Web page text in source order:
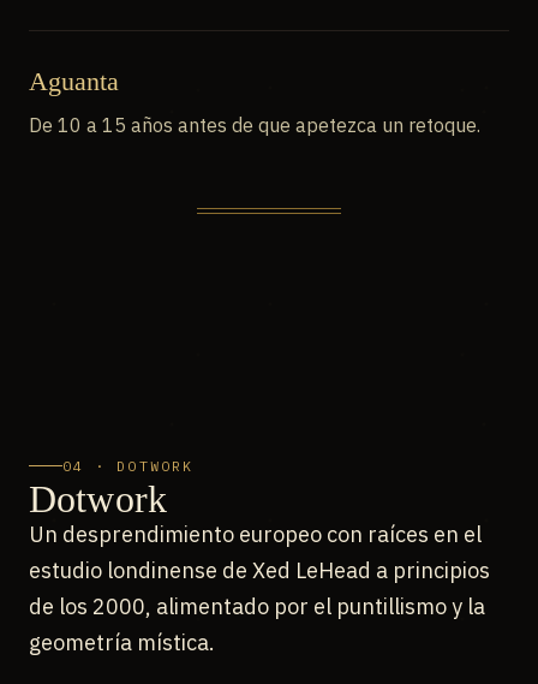
Aguanta
De 10 a 15 años antes de que apetezca un retoque.
04 · DOTWORK
Dotwork
Un desprendimiento europeo con raíces en el
estudio londinense de Xed LeHead a principios
de los 2000, alimentado por el puntillismo y la
geometría mística.